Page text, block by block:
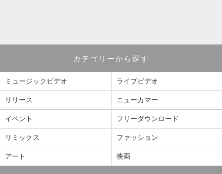
カテゴリーから探す
ミュージックビデオ ライブビデオ
リリース ニューカマー
イベント フリーダウンロード
リミックス ファッション
アート 映画